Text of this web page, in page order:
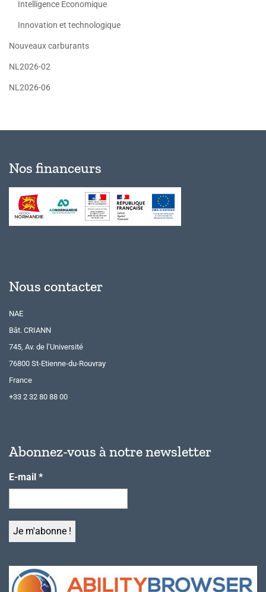
Intelligence Economique
Innovation et technologique
Nouveaux carburants
NL2026-02
NL2026-06
Nos financeurs
Nous contacter
NAE
Bât. CRIANN
745, Av. de l’Université
76800 St-Etienne-du-Rouvray
France
+33 2 32 80 88 00
Abonnez-vous à notre newsletter
E-mail *